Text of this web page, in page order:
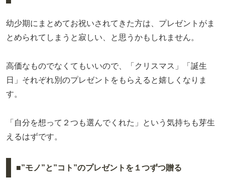
幼少期にまとめてお祝いされてきた方は、プレゼントがま
とめられてしまうと寂しい、と思うかもしれません。
高価なものでなくてもいいので、「クリスマス」「誕生
日」それぞれ別のプレゼントをもらえると嬉しくなりま
す。
「自分を想って２つも選んでくれた」という気持ちも芽生
えるはずです。
■”モノ”と”コト”のプレゼントを１つずつ贈る